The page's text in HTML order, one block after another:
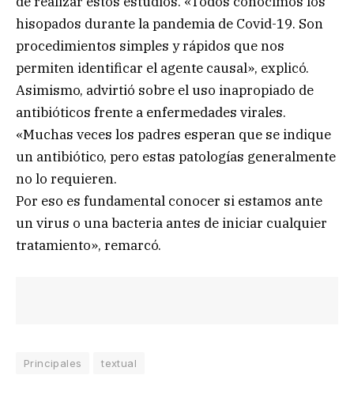
hisopados durante la pandemia de Covid-19. Son
procedimientos simples y rápidos que nos
permiten identificar el agente causal», explicó.
Asimismo, advirtió sobre el uso inapropiado de
antibióticos frente a enfermedades virales.
«Muchas veces los padres esperan que se indique
un antibiótico, pero estas patologías generalmente
no lo requieren.
Por eso es fundamental conocer si estamos ante
un virus o una bacteria antes de iniciar cualquier
tratamiento», remarcó.
Principales textual